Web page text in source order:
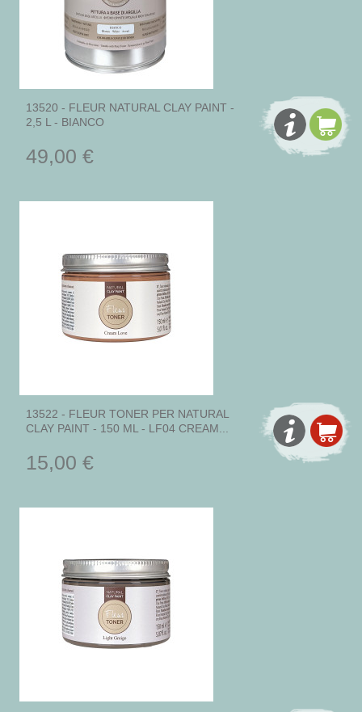
13520 - FLEUR NATURAL CLAY PAINT -
2,5 L - BIANCO
49,00 €
13522 - FLEUR TONER PER NATURAL
CLAY PAINT - 150 ML - LF04 CREAM...
15,00 €